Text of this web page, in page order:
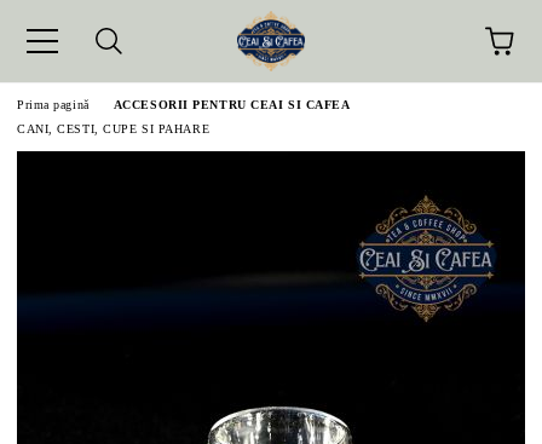
Prima pagină
ACCESORII PENTRU CEAI SI CAFEA
CANI, CESTI, CUPE SI PAHARE